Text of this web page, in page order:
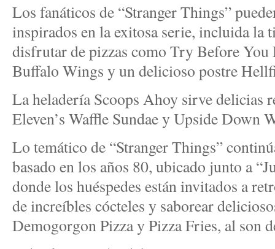
Los fanáticos de “Stranger Things”
inspirados en la exitosa serie, incluida la
disfrutar de pizzas como Try Before You
Buffalo Wings y un delicioso postre
La heladería Scoops Ahoy sirve delicias
Eleven’s Waffle Sundae y Upside Down
Lo temático de “Stranger Things”
basado en los años 80, ubicado junto a
donde los huéspedes están invitados a
de increíbles cócteles y saborear
Demogorgon Pizza y Pizza Fries, al son